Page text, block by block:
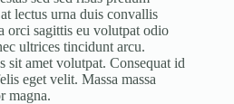
lectus urna duis convallis
orci sagittis eu volutpat odio
ultrices tincidunt arcu.
sit amet volutpat. Consequat id
eget velit. Massa massa
magna.